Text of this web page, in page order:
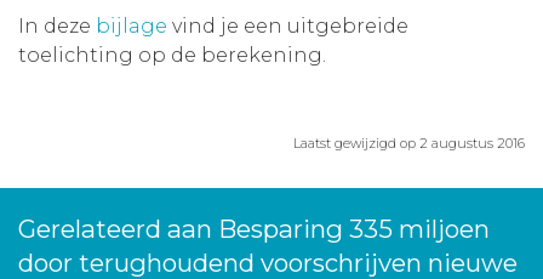
In deze bijlage vind je een uitgebreide
toelichting op de berekening.
Laatst gewijzigd op 2 augustus 2016
Gerelateerd aan Besparing 335 miljoen
door terughoudend voorschrijven nieuwe